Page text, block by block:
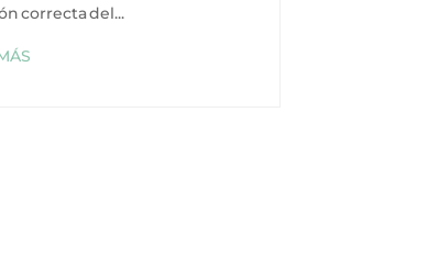
correcta del...